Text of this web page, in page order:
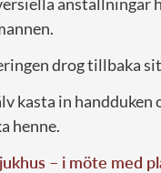
drog tillbaka
kasta in
henne.
– i möte med